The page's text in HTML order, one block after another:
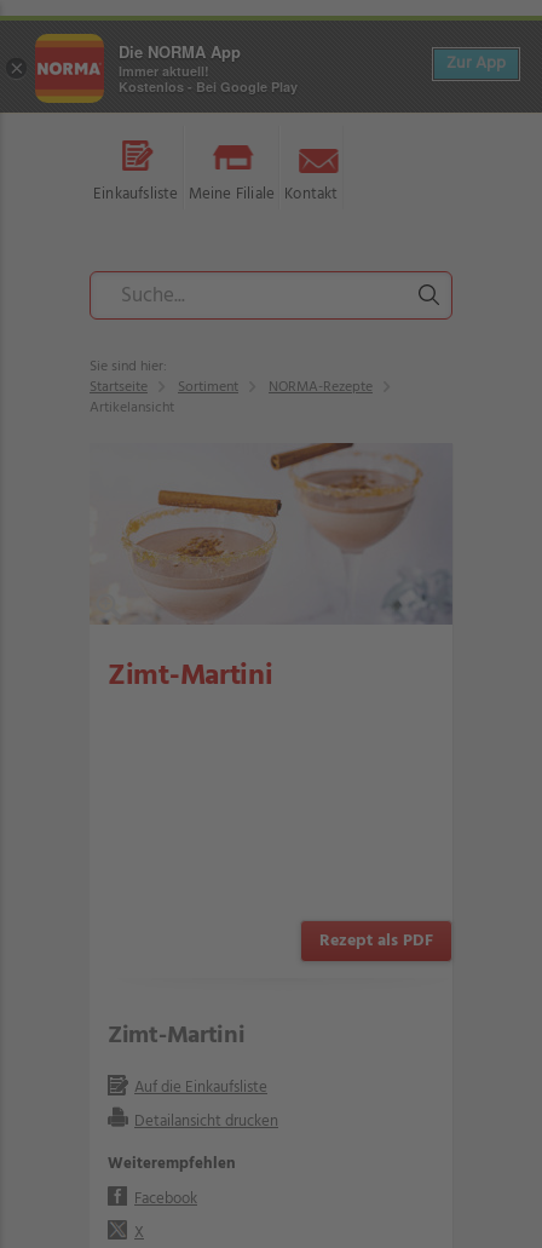
Einkaufsliste Meine Filiale Kontakt
Sie sind hier:
Startseite
Sortiment
NORMA-Rezepte
Artikelansicht
Zimt-Martini
Rezept als PDF
Zimt-Martini
Auf die Einkaufsliste
Detailansicht drucken
Weiterempfehlen
Facebook
X
×
Die NORMA App
Immer aktuell!
Kostenlos - Bei Google Play
Zur App